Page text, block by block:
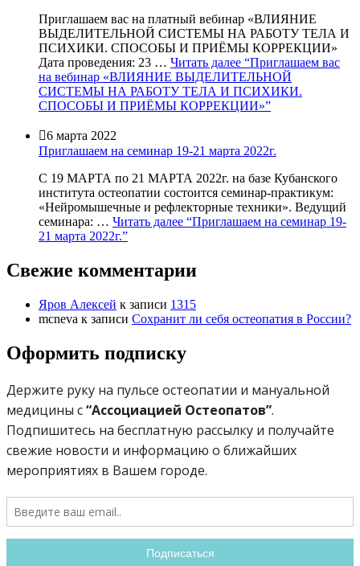
Приглашаем вас на платный вебинар «ВЛИЯНИЕ
ВЫДЕЛИТЕЛЬНОЙ СИСТЕМЫ НА РАБОТУ ТЕЛА И
ПСИХИКИ. СПОСОБЫ И ПРИЁМЫ КОРРЕКЦИИ»
Дата проведения: 23 … Читать далее “Приглашаем вас
на вебинар «ВЛИЯНИЕ ВЫДЕЛИТЕЛЬНОЙ
СИСТЕМЫ НА РАБОТУ ТЕЛА И ПСИХИКИ.
СПОСОБЫ И ПРИЁМЫ КОРРЕКЦИИ»”
6 марта 2022
Приглашаем на семинар 19-21 марта 2022г.
С 19 МАРТА по 21 МАРТА 2022г. на базе Кубанского
института остеопатии состоится семинар-практикум:
«Нейромышечные и рефлекторные техники». Ведущий
семинара: … Читать далее “Приглашаем на семинар 19-
21 марта 2022г.”
Свежие комментарии
Яров Алексей к записи 1315
mcneva к записи Сохранит ли себя остеопатия в России?
Оформить подписку